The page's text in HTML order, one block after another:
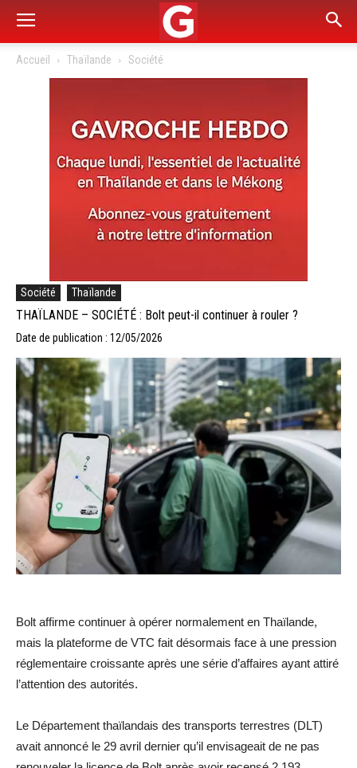
Accueil Thaïlande Société
Société Thaïlande
THAÏLANDE – SOCIÉTÉ : Bolt peut-il continuer à rouler ?
Date de publication : 12/05/2026
Bolt affirme continuer à opérer normalement en Thaïlande,
mais la plateforme de VTC fait désormais face à une pression
réglementaire croissante après une série d’affaires ayant attiré
l’attention des autorités.
Le Département thaïlandais des transports terrestres (DLT)
avait annoncé le 29 avril dernier qu’il envisageait de ne pas